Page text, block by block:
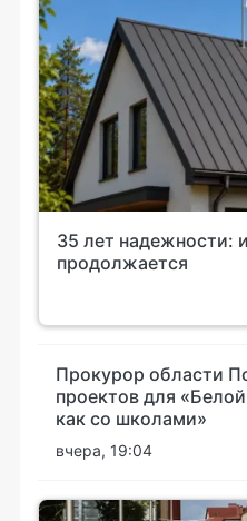
35 лет надежности:
продолжается
Прокурор области
проектов для
как со школами»
вчера, 19:04